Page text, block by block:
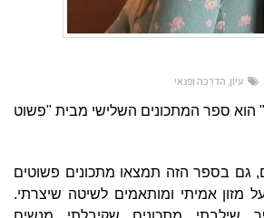
עיון הדרכה ופנאי
הוא ספר המתכונים השלישי מבית "פשוט
גם בספר הזה תמצאו מתכונים פשוטים
מזון אמיתי ומותאמים לשיטה שיצרתי.